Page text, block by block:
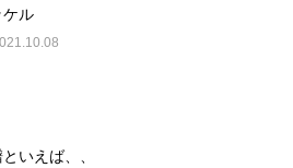
ケル
いえば、、